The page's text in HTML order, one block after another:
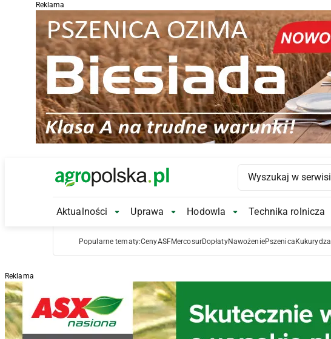
Reklama
Main Logo
Aktualności Aktualności Submenu
Uprawa Uprawa Submenu
Hodowla Hodowla Submenu
Technika rolnicza
Popularne tematy:CenyASFMercosurDopłatyNawożeniePszenica Kukurydza
Reklama